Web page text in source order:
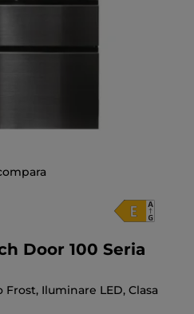
Door 100 Seria
Iluminare LED, Clasa